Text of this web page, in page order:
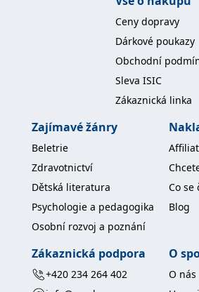
Ceny dopravy
Dárkové poukazy
Obchodní
Sleva ISIC
Zákaznická linka
Zajímavé žánry
Beletrie
Zdravotnictví
Dětská literatura
Psychologie a pedagogika
Osobní rozvoj a poznání
Co se
Blog
Zákaznická podpora
+420 234 264 402
O
O nás